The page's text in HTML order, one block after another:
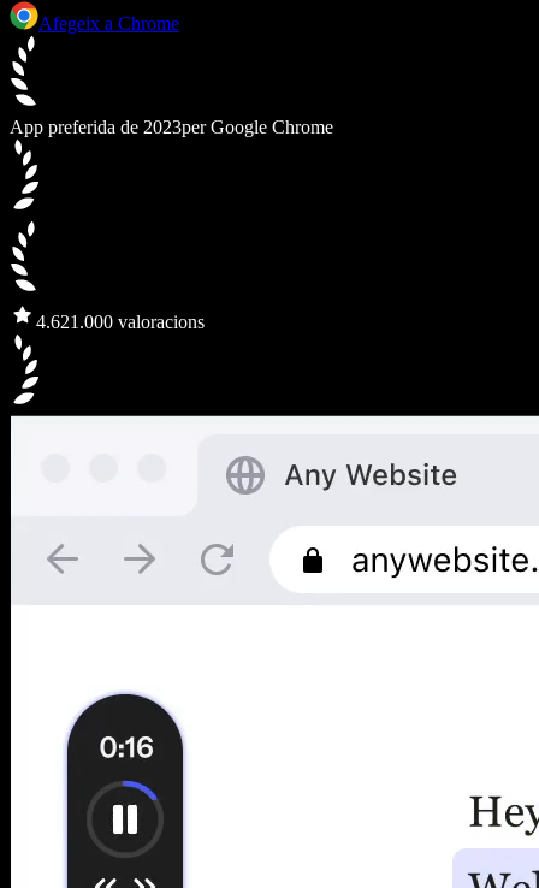
Afegeix a Chrome
App preferida de 2023per Google Chrome
4.621.000 valoracions